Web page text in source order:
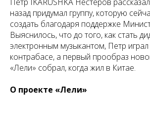
назад придумал группу, которую
создать благодаря поддержке
Выяснилось, что до того, как стать
электронным музыкантом, Петр
контрабасе, а первый прообраз
«Лели» собрал, когда жил в Китае.
О проекте «Лели»